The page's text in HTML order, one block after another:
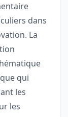
dans
La
qui
les
les